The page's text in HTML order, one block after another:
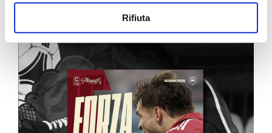
Rifiuta
MATCH PROGRAM